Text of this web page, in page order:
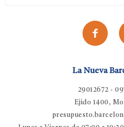
La Nueva
29012672 -
Ejido 1400,
